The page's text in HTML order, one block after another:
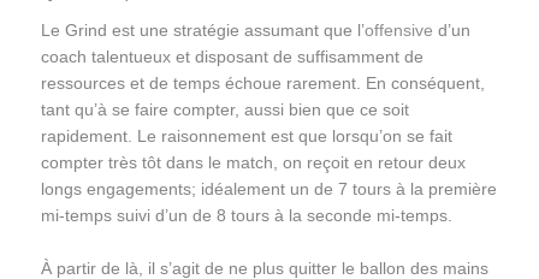
Le Grind est une stratégie assumant que l’offensive d’un
coach talentueux et disposant de suffisamment de
ressources et de temps échoue rarement. En conséquent,
tant qu’à se faire compter, aussi bien que ce soit
rapidement. Le raisonnement est que lorsqu’on se fait
compter très tôt dans le match, on reçoit en retour deux
longs engagements; idéalement un de 7 tours à la première
mi-temps suivi d’un de 8 tours à la seconde mi-temps.
À partir de là, il s’agit de ne plus quitter le ballon des mains